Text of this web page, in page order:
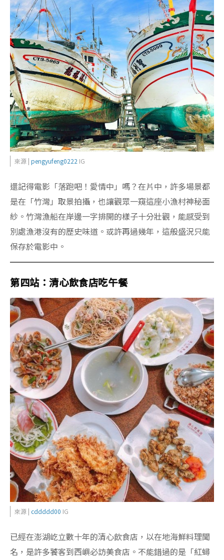
來源 | pengyufeng0222 IG
還記得電影「落跑吧！愛情中」嗎？在片中，許多場景都
是在「竹灣」取景拍攝，也讓觀眾一窺這座小漁村神秘面
紗。竹灣漁船在岸邊一字排開的樣子十分壯觀，能感受到
別處漁港沒有的歷史味道。或許再過幾年，這般盛況只能
保存於電影中。
第四站：清心飲食店吃午餐
來源 | cddddd00 IG
已經在澎湖屹立數十年的清心飲食店，以在地海鮮料理聞
名，是許多饕客到西嶼必訪美食店。不能錯過的是「紅蟳